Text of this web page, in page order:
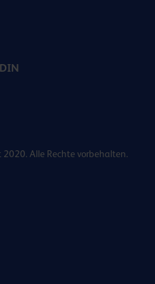
Alle Rechte vorbehalten.